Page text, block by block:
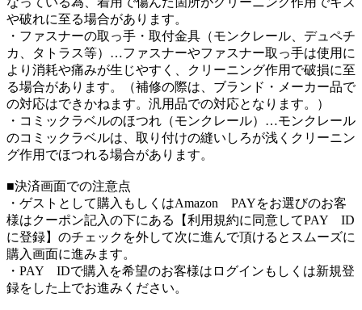
や破れに至る場合があります。
・ファスナーの取っ手・取付金具（モンクレール、デュペチ
カ、タトラス等）…ファスナーやファスナー取っ手は使用に
より消耗や痛みが生じやすく、クリーニング作用で破損に至
る場合があります。（補修の際は、ブランド・メーカー品で
の対応はできかねます。汎用品での対応となります。）
・コミックラベルのほつれ（モンクレール）…モンクレール
のコミックラベルは、取り付けの縫いしろが浅くクリーニン
グ作用でほつれる場合があります。
■決済画面での注意点
・ゲストとして購入もしくはAmazon PAYをお選びのお客
様はクーポン記入の下にある【利用規約に同意してPAY ID
に登録】のチェックを外して次に進んで頂けるとスムーズに
購入画面に進みます。
・PAY IDで購入を希望のお客様はログインもしくは新規登
録をした上でお進みください。